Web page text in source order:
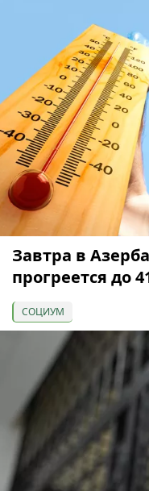
Завтра в
прогреется до
СОЦИУМ